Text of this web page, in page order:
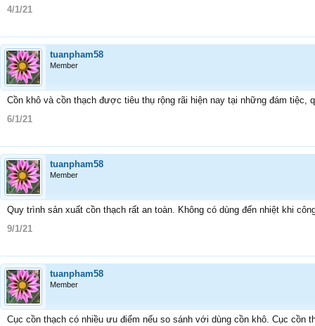
4/1/21
tuanpham58
Member
Cồn khô và cồn thạch được tiêu thụ rộng rãi hiện nay tại những đám tiệc,
6/1/21
tuanpham58
Member
Quy trình sản xuất cồn thạch rất an toàn. Không có dùng đến nhiệt khi
9/1/21
tuanpham58
Member
Cục cồn thạch có nhiều ưu điểm nếu so sánh với dùng cồn khô. Cục